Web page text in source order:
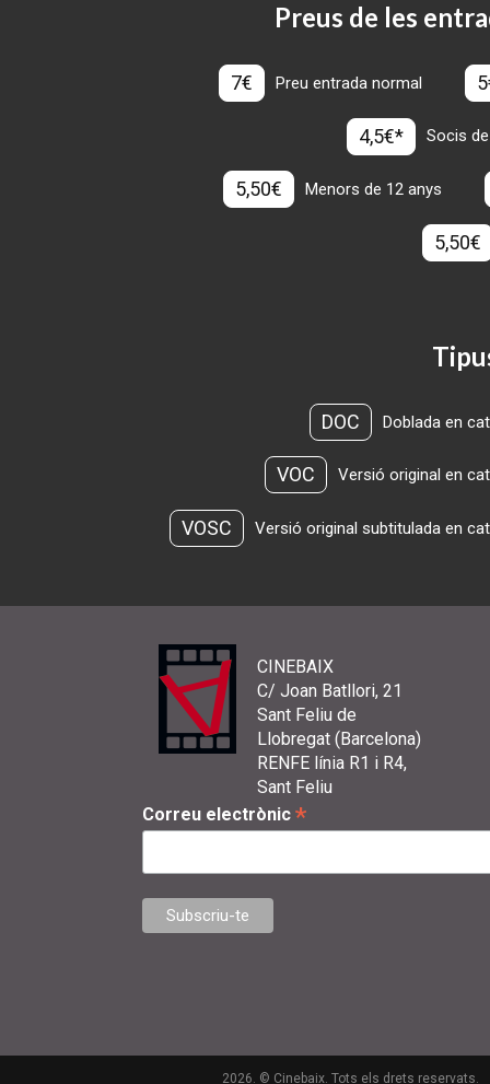
Preus de les
7€ Preu entrada normal
4,5€* Socis
5,50€ Menors de 12 anys
5,50€
DOC Doblada en
VOC Versió original en
VOSC Versió original subtitulada en
CINEBAIX
C/ Joan Batllori, 21
Sant Feliu de
Llobregat (Barcelona)
RENFE línia R1 i R4,
Sant Feliu
Correu electrònic *
2026. © Cinebaix. Tots els drets reservats.